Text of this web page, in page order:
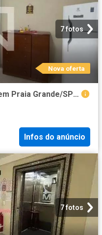
7 fotos
Nova oferta
Apartamento para Locação em Praia Grande/SP Boqueirão 1 Quartos
Infos do anúncio
7 fotos